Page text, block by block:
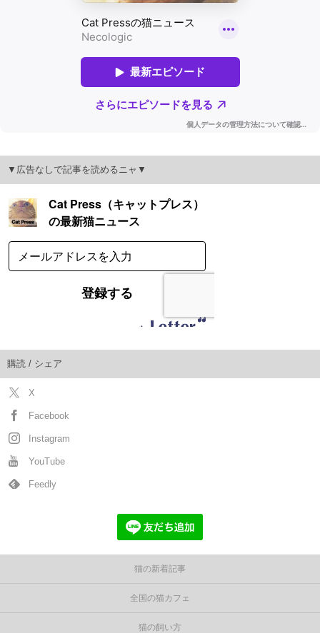
▼広告なしで記事を読めるニャ▼
購読 / シェア
X
Facebook
Instagram
YouTube
Feedly
猫の新着記事
全国の猫カフェ
猫の飼い方